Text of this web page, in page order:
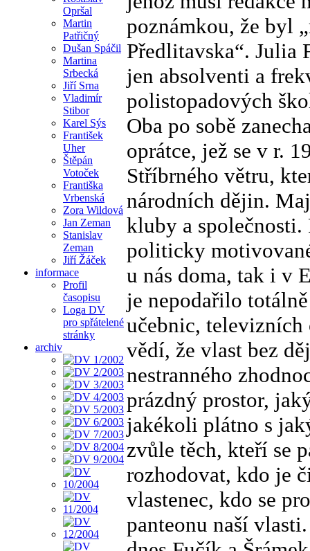
Opršal
Martin
Patřičný
Dušan Spáčil
Martina
Srbecká
Jiří Srna
Vladimír
Stibor
Karel Sýs
František
Uher
Štěpán
Votoček
Františka
Vrbenská
Zora Wildová
Jan Zeman
Stanislav
Zeman
Jiří Žáček
informace
Profil
časopisu
Loga DV
pro spřátelené
stránky
archiv
poznámkou, že byl
Předlitavska“. Julia
jen absolventi a
polistopadových
Oba po sobě
oprátce, jež se v r.
Stříbrného větru,
národních dějin.
kluby a společnosti.
politicky
u nás doma, tak i v
je nepodařilo
učebnic, televizních
vědí, že vlast bez
nestranného
prázdný prostor,
jakékoli plátno s
zvůle těch, kteří se
rozhodovat, kdo je
vlastenec, kdo se
panteonu naší